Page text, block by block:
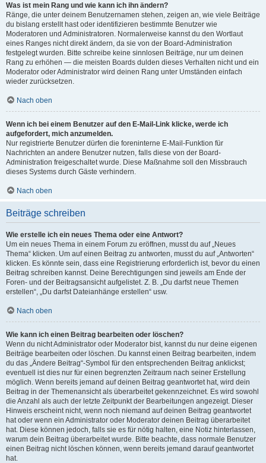
Was ist mein Rang und wie kann ich ihn ändern?
Ränge, die unter deinem Benutzernamen stehen, zeigen an, wie viele Beiträge
du bislang erstellt hast oder identifizieren bestimmte Benutzer wie
Moderatoren und Administratoren. Normalerweise kannst du den Wortlaut
eines Ranges nicht direkt ändern, da sie von der Board-Administration
festgelegt wurden. Bitte schreibe keine sinnlosen Beiträge, nur um deinen
Rang zu erhöhen — die meisten Boards dulden dieses Verhalten nicht und ein
Moderator oder Administrator wird deinen Rang unter Umständen einfach
wieder zurücksetzen.
Nach oben
Wenn ich bei einem Benutzer auf den E-Mail-Link klicke, werde ich
aufgefordert, mich anzumelden.
Nur registrierte Benutzer dürfen die foreninterne E-Mail-Funktion für
Nachrichten an andere Benutzer nutzen, falls diese von der Board-
Administration freigeschaltet wurde. Diese Maßnahme soll den Missbrauch
dieses Systems durch Gäste verhindern.
Nach oben
Beiträge schreiben
Wie erstelle ich ein neues Thema oder eine Antwort?
Um ein neues Thema in einem Forum zu eröffnen, musst du auf „Neues
Thema“ klicken. Um auf einen Beitrag zu antworten, musst du auf „Antworten“
klicken. Es könnte sein, dass eine Registrierung erforderlich ist, bevor du einen
Beitrag schreiben kannst. Deine Berechtigungen sind jeweils am Ende der
Foren- und der Beitragsansicht aufgelistet. Z. B. „Du darfst neue Themen
erstellen“, „Du darfst Dateianhänge erstellen“ usw.
Nach oben
Wie kann ich einen Beitrag bearbeiten oder löschen?
Wenn du nicht Administrator oder Moderator bist, kannst du nur deine eigenen
Beiträge bearbeiten oder löschen. Du kannst einen Beitrag bearbeiten, indem
du das „Ändere Beitrag“-Symbol für den entsprechenden Beitrag anklickst;
eventuell ist dies nur für einen begrenzten Zeitraum nach seiner Erstellung
möglich. Wenn bereits jemand auf deinen Beitrag geantwortet hat, wird dein
Beitrag in der Themenansicht als überarbeitet gekennzeichnet. Es wird sowohl
die Anzahl als auch der letzte Zeitpunkt der Bearbeitungen angezeigt. Dieser
Hinweis erscheint nicht, wenn noch niemand auf deinen Beitrag geantwortet
hat oder wenn ein Administrator oder Moderator deinen Beitrag überarbeitet
hat. Diese können jedoch, falls sie es für nötig halten, eine Notiz hinterlassen,
warum dein Beitrag überarbeitet wurde. Bitte beachte, dass normale Benutzer
einen Beitrag nicht löschen können, wenn bereits jemand darauf geantwortet
hat.